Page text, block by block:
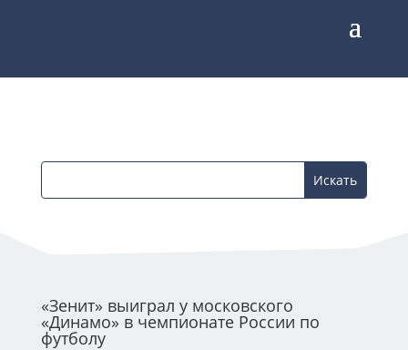
«Зенит» выиграл у московского
«Динамо» в чемпионате России по
футболу